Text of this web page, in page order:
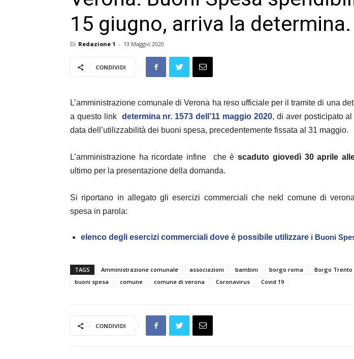
15 giugno, arriva la determina.
Di Redazione 1 - 13 Maggio 2020
CONDIVIDI
L’amministrazione comunale di Verona ha reso ufficiale per il tramite di una
a questo link determina nr. 1573 dell’11 maggio 2020, di aver posticipato al
data dell’utilizzabilità dei buoni spesa, precedentemente fissata al 31 maggio.
L’amministrazione ha ricordate infine che èscaduto giovedì 30 aprile
ultimo per la presentazione della domanda.
Si riportano in allegato gli esercizi commerciali che nekl comune di
spesa in parola:
elenco degli esercizi commerciali dove è possibile utilizzare i Buoni
TAGS Amministrazione comunale associazioni bambini borgo roma Borgo Trento
buoni spesa
comune comune di verona Coronavirus Covid 19
CONDIVIDI